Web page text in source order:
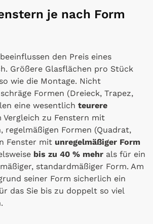
je nach Form
beeinflussen den Preis eines
Größere Glasflächen pro Stück
wie die Montage. Nicht
Formen (Dreieck, Trapez,
eine wesentlich teurere
zu Fenstern mit
regelmäßigen Formen (Quadrat,
Fenster mit unregelmäßiger Form
bis zu 40 % mehr als für ein
standardmäßiger Form. Am
seiner Form sicherlich ein
das Sie bis zu doppelt so viel